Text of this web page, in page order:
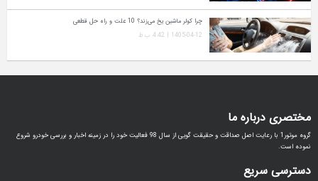
چرا کولر ماشین یخ می‌زند؟ 10 علت و راه‌ حل قطعی
1405-04-12 | 4:42 ب.ظ
ما
گروه موتور1 با رعایت اصل صداقت و حقیقت گویی از سال 98 فعالیت خود را در زمینه اخبار و بررسی خودرو شروع